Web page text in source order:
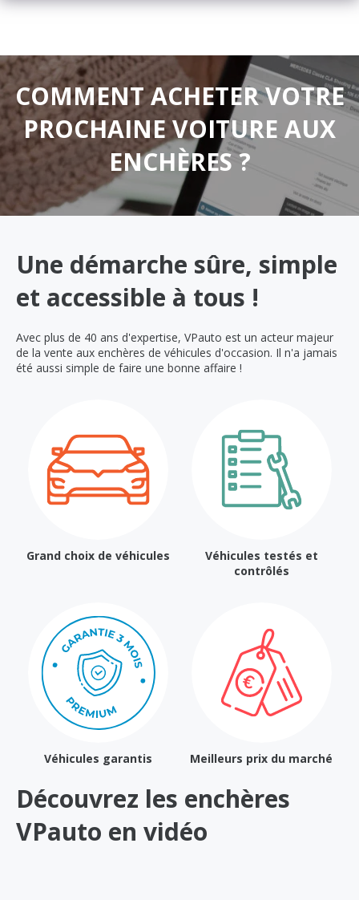
COMMENT ACHETER VOTRE
PROCHAINE VOITURE AUX
ENCHÈRES ?
Une démarche sûre, simple
et accessible à tous !
Avec plus de 40 ans d'expertise, VPauto est un acteur majeur
de la vente aux enchères de véhicules d'occasion. Il n'a jamais
été aussi simple de faire une bonne affaire !
Grand choix de véhicules
Véhicules testés et
contrôlés
Véhicules garantis Meilleurs prix du marché
Découvrez les enchères
VPauto en vidéo